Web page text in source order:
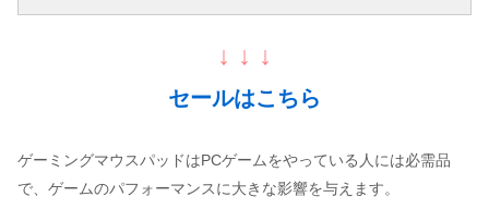
↓ ↓ ↓
セールはこちら
ゲーミングマウスパッドはPCゲームをやっている人には必需品
で、ゲームのパフォーマンスに大きな影響を与えます。